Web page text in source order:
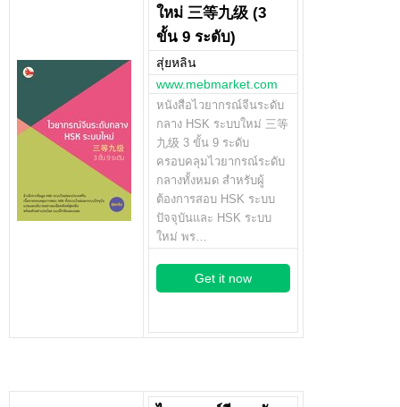
ใหม่ 三等九级 (3
ขั้น 9 ระดับ)
สุ่ยหลิน
www.mebmarket.com
หนังสือไวยากรณ์จีนระดับ
กลาง HSK ระบบใหม่ 三等
九级 3 ขั้น 9 ระดับ
ครอบคลุมไวยากรณ์ระดับ
กลางทั้งหมด สำหรับผู้
ต้องการสอบ HSK ระบบ
ปัจจุบันและ HSK ระบบ
ใหม่ พร…
Get it now